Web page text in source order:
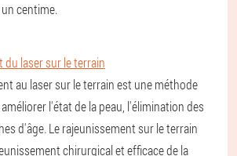
centime.
du laser sur le terrain
au laser sur le terrain est une méthode
l'état de la peau, l'élimination des
d'âge. Le rajeunissement sur le terrain
chirurgical et efficace de la